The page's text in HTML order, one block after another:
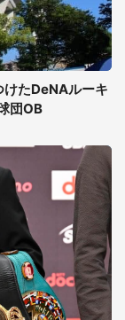
たDeNAルーキ
団OB